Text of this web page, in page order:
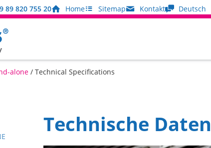
89 820 755 20 Home Sitemap Kontakt Deutsch
alone / Technical Specifications
Technische Daten